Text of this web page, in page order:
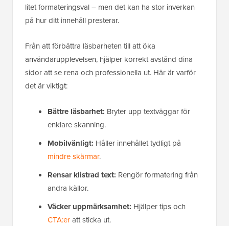
litet formateringsval – men det kan ha stor inverkan
på hur ditt innehåll presterar.
Från att förbättra läsbarheten till att öka
användarupplevelsen, hjälper korrekt avstånd dina
sidor att se rena och professionella ut. Här är varför
det är viktigt:
Bättre läsbarhet: Bryter upp textväggar för
enklare skanning.
Mobilvänligt: Håller innehållet tydligt på
mindre skärmar.
Rensar klistrad text: Rengör formatering från
andra källor.
Väcker uppmärksamhet: Hjälper tips och
CTA:eratt sticka ut.